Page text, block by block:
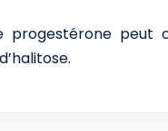
progestérone